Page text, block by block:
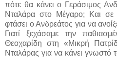
πότε θα κάνει ο Γεράσιμος
Νταλάρα στο Μέγαρο; Και σε
φτάσει ο Ανδρεάτος για να
Γιατί ξεχάσαμε την
Θεοχαρίδη στη «Μικρή
Νταλάρας για να κάνει γνωστό